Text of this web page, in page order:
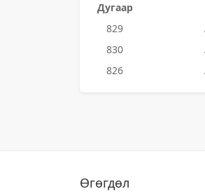
Дугаар
829
830
826
Өгөгдөл